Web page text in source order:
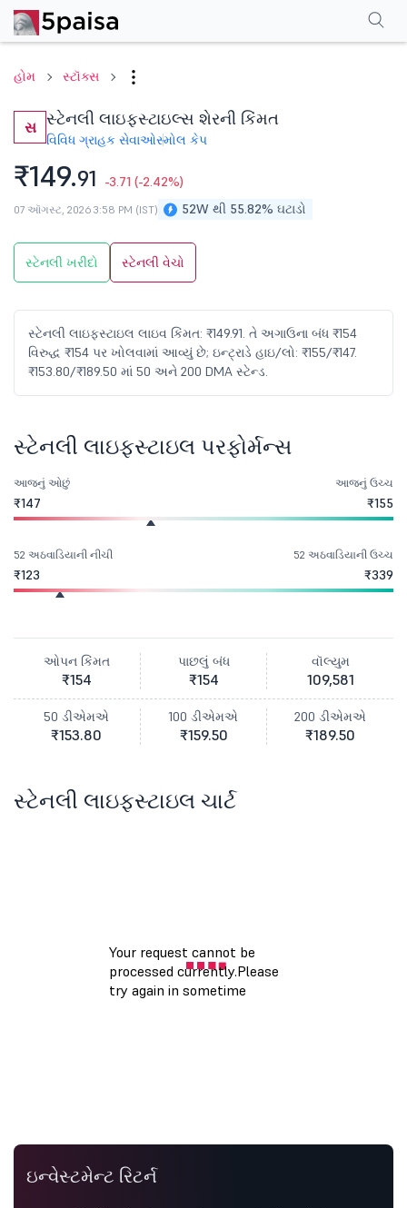
હોમ સ્ટૉક્સ
સ સ્ટેનલી લાઇફસ્ટાઇલ્સ શેરની કિંમત
વિવિધ ગ્રાહક સેવાઓસ્મોલ કેપ
₹149.91 -3.71 (-2.42%)
52W થી 55.82% ઘટાડો
07 ઑગસ્ટ, 2026 3:58 PM (IST)
સ્ટેનલી ખરીદો સ્ટેનલી વેચો
સ્ટેનલી લાઇફસ્ટાઇલ લાઇવ કિંમત: ₹149.91. તે અગાઉના બંધ ₹154
વિરુદ્ધ ₹154 પર ખોલવામાં આવ્યું છે; ઇન્ટ્રાડે હાઇ/લો: ₹155/₹147.
₹153.80/₹189.50 માં 50 અને 200 DMA સ્ટેન્ડ.
પરફોર્મન્સફાઇનાન્શિયલ્સ વધુ
સ્ટેનલી લાઇફસ્ટાઇલ પરફોર્મન્સ
આજનું ઓછું
₹147
આજનું ઉચ્ચ
₹155
52 અઠવાડિયાની નીચી
₹123
52 અઠવાડિયાની ઉચ્ચ
₹339
ઓપન કિંમત
₹154
પાછલું બંધ
₹154
વૉલ્યુમ
109,581
50 ડીએમએ
₹153.80
100 ડીએમએ
₹159.50
200 ડીએમએ
₹189.50
સ્ટેનલી લાઇફસ્ટાઇલ ચાર્ટ
ઇન્વેસ્ટમેન્ટ રિટર્ન